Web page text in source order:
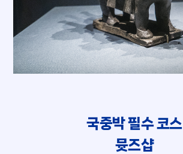
국중박 필수 코스
뮷즈샵